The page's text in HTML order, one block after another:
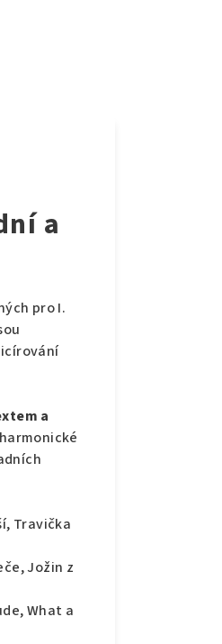
a
pro I.
a
Travička
Jožin z
What a